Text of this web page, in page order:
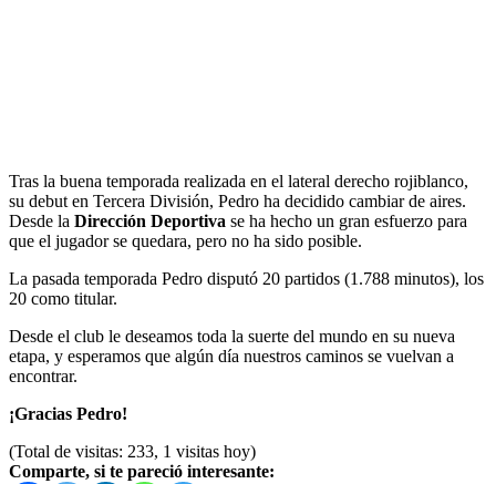
Tras la buena temporada realizada en el lateral derecho rojiblanco,
su debut en Tercera División, Pedro ha decidido cambiar de aires.
Desde la Dirección Deportiva se ha hecho un gran esfuerzo para
que el jugador se quedara, pero no ha sido posible.
La pasada temporada Pedro disputó 20 partidos (1.788 minutos), los
20 como titular.
Desde el club le deseamos toda la suerte del mundo en su nueva
etapa, y esperamos que algún día nuestros caminos se vuelvan a
encontrar.
¡Gracias Pedro!
(Total de visitas: 233, 1 visitas hoy)
Comparte, si te pareció interesante: